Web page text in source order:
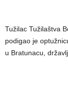
Tužilac Tužilaštva
podigao je
u Bratunacu,